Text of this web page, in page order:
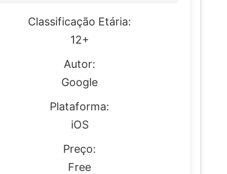
Classificação Etária:
12+
Autor:
Google
Plataforma:
iOS
Preço:
Free